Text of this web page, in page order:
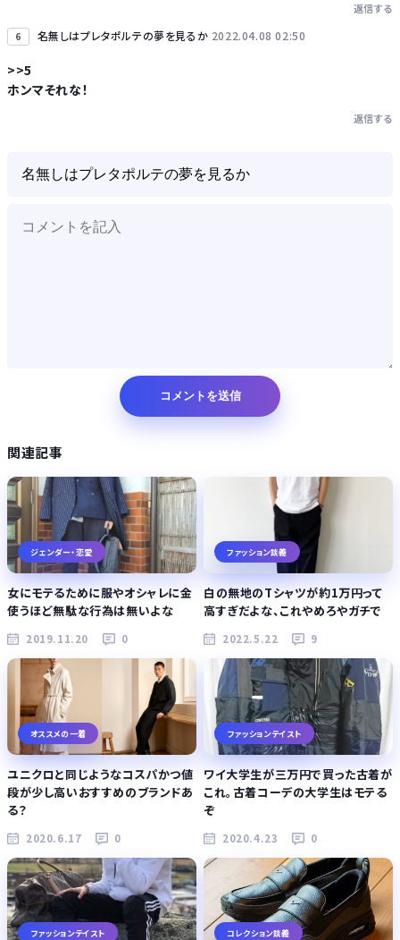
返信する
6 名無しはプレタポルテの夢を見るか 2022.04.08 02:50
>>5
ホンマそれな！
返信する
関連記事
ジェンダー・恋愛
女にモテるために服やオシャレに金
使うほど無駄な行為は無いよな
2019.11.20 0
ファッション談義
白の無地のTシャツが約1万円って
高すぎだよな、これやめろやガチで
2022.5.22 9
オススメの一着
ユニクロと同じようなコスパかつ値
段が少し高いおすすめのブランドあ
る？
2020.6.17 0
ファッションテイスト
ワイ大学生が三万円で買った古着が
これ。古着コーデの大学生はモテる
ぞ
2020.4.23 0
ファッションテイスト コレクション談義